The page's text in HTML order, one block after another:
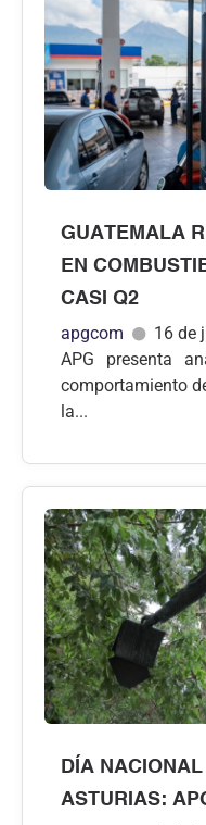
GUATEMALA
EN
CASI Q2
apgcom
16 de
APG presenta
comportamiento
la...
DÍA
ASTURIAS: